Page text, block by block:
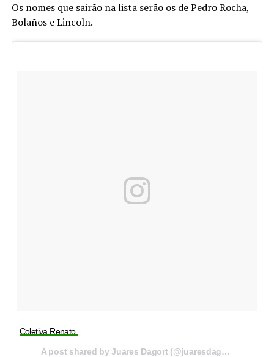
Os nomes que sairão na lista serão os de Pedro Rocha,
Bolaños e Lincoln.
Coletiva Renato.
A post shared by Juares Dagort (@juaresdagort_) on